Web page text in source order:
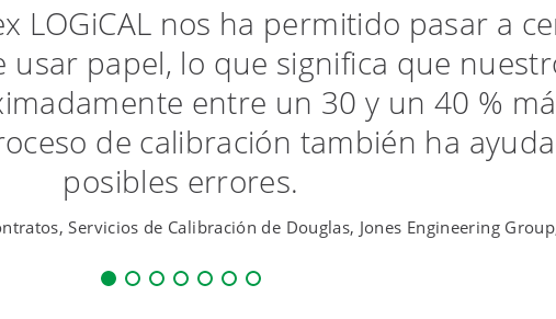
LOGiCAL nos ha permitido pasar a
papel, lo que significa que
entre un 30 y un 40 %
de calibración también ha
posibles errores.
Servicios de Calibración de Douglas, Jones Engineering